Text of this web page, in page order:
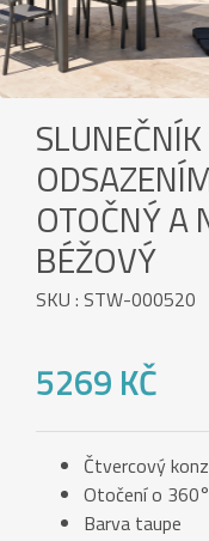
OTOČNÝ A
BÉŽOVÝ
SKU : STW-000520
5269 KČ
Čtvercový
Otočení o
Barva taupe